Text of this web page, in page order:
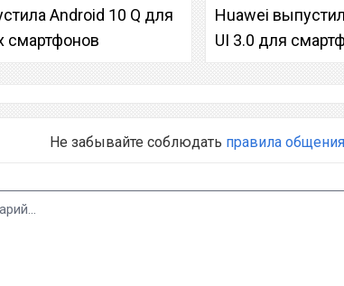
Android 10 Q для
смартфонов
Huawei
UI 3.0 для
Не забывайте соблюдать правила общения